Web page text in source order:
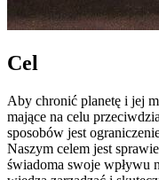
Cel
Aby chronić planetę i jej
mające na celu
sposobów jest
Naszym celem jest
świadoma swoje wpływu